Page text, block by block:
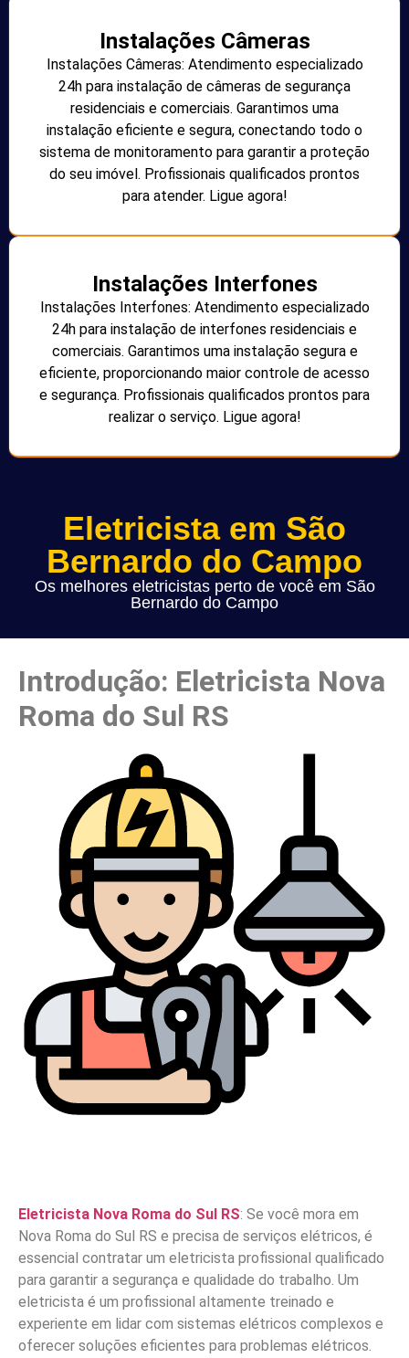
Instalações Câmeras
Instalações Câmeras: Atendimento especializado
24h para instalação de câmeras de segurança
residenciais e comerciais. Garantimos uma
instalação eficiente e segura, conectando todo o
sistema de monitoramento para garantir a proteção
do seu imóvel. Profissionais qualificados prontos
para atender. Ligue agora!
Instalações Interfones
Instalações Interfones: Atendimento especializado
24h para instalação de interfones residenciais e
comerciais. Garantimos uma instalação segura e
eficiente, proporcionando maior controle de acesso
e segurança. Profissionais qualificados prontos para
realizar o serviço. Ligue agora!
Eletricista em São
Bernardo do Campo
Os melhores eletricistas perto de você em São
Bernardo do Campo
Introdução: Eletricista Nova
Roma do Sul RS
Eletricista Nova Roma do Sul RS: Se você mora em
Nova Roma do Sul RS e precisa de serviços elétricos, é
essencial contratar um eletricista profissional qualificado
para garantir a segurança e qualidade do trabalho. Um
eletricista é um profissional altamente treinado e
experiente em lidar com sistemas elétricos complexos e
oferecer soluções eficientes para problemas elétricos.